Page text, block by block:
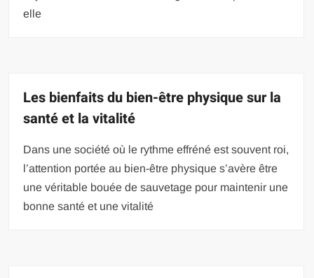
elle
Les bienfaits du bien-être physique sur la
santé et la vitalité
Dans une société où le rythme effréné est souvent roi,
l’attention portée au bien-être physique s’avère être
une véritable bouée de sauvetage pour maintenir une
bonne santé et une vitalité